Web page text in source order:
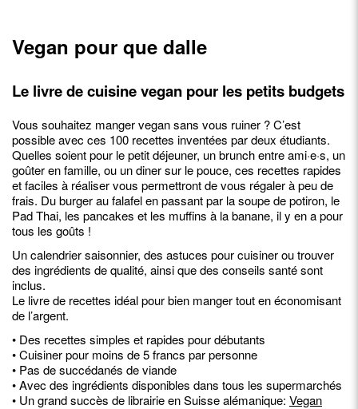
Vegan pour que dalle
Le livre de cuisine vegan pour les petits budgets
Vous souhaitez manger vegan sans vous ruiner ? C’est
possible avec ces 100 recettes inventées par deux étudiants.
Quelles soient pour le petit déjeuner, un brunch entre ami·e·s, un
goûter en famille, ou un diner sur le pouce, ces recettes rapides
et faciles à réaliser vous permettront de vous régaler à peu de
frais. Du burger au falafel en passant par la soupe de potiron, le
Pad Thai, les pancakes et les muffins à la banane, il y en a pour
tous les goûts !
Un calendrier saisonnier, des astuces pour cuisiner ou trouver
des ingrédients de qualité, ainsi que des conseils santé sont
inclus.
Le livre de recettes idéal pour bien manger tout en économisant
de l’argent.
• Des recettes simples et rapides pour débutants
• Cuisiner pour moins de 5 francs par personne
• Pas de succédanés de viande
• Avec des ingrédients disponibles dans tous les supermarchés
• Un grand succès de librairie en Suisse alémanique: Vegan